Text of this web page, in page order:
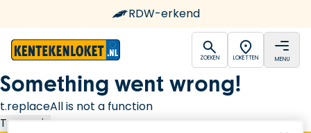
RDW-erkend
open
ZOEKEN LOKETTEN MENU
Something went wrong!
t.replaceAll is not a function
Try again